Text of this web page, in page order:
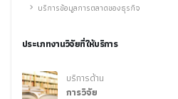
บริการข้อมูลการตลาดของธุรกิจ
ประเภทงานวิจัยที่ให้บริการ
บริการด้าน
การวิจัย